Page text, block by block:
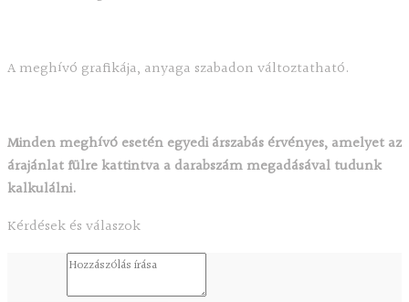
A meghívó grafikája, anyaga szabadon változtatható.
Minden meghívó esetén egyedi árszabás érvényes, amelyet az
árajánlat fülre kattintva a darabszám megadásával tudunk
kalkulálni.
Kérdések és válaszok